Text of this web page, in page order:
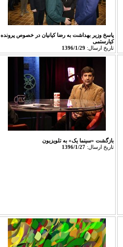
پاسخ وزیر بهداشت به رضا کیانیان در خصوص پرونده
کیارستمی
تاريخ ارسال: 1396/1/29
بازگشت «سینما یک» به تلویزیون
تاريخ ارسال: 1396/1/27